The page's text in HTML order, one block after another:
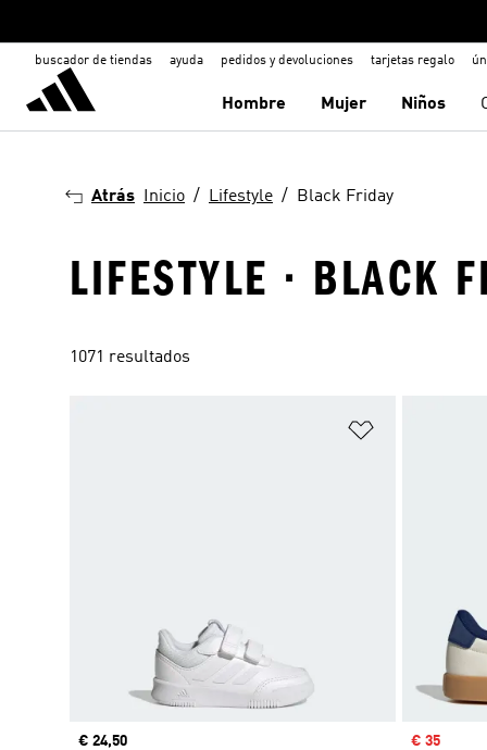
buscador de tiendas ayuda pedidos y devoluciones tarjetas regalo
Hombre Mujer Niños
Atrás Inicio Lifestyle Black Friday
LIFESTYLE · BLACK
1071 resultados
Precio actual
€ 24,50 Precio de
€ 35